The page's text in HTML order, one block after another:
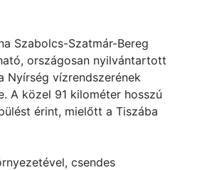
Szabolcs-Szatmár-Bereg
országosan nyilvántartott
Nyírség vízrendszerének
A közel 91 kilométer hosszú
érint, mielőtt a Tiszába
csendes